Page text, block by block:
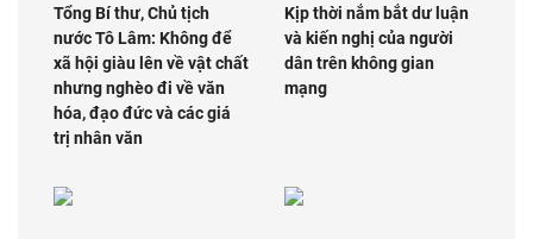
Tổng Bí thư, Chủ tịch
nước Tô Lâm: Không để
xã hội giàu lên về vật chất
nhưng nghèo đi về văn
hóa, đạo đức và các giá
trị nhân văn
Kịp thời nắm bắt dư luận
và kiến nghị của người
dân trên không gian
mạng